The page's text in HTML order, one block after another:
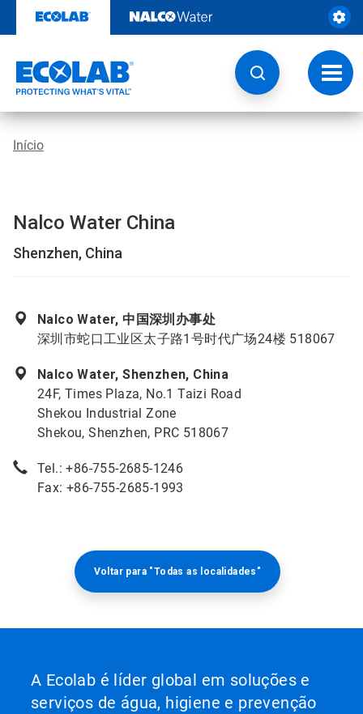
o
Início
Nalco Water China
Shenzhen, China
Nalco Water, 中国深圳办事处
深圳市蛇口工业区太子路1号时代广场24楼 518067
Nalco Water, Shenzhen, China
24F, Times Plaza, No.1 Taizi Road
Shekou Industrial Zone
Shekou, Shenzhen, PRC 518067
Tel.: +86-755-2685-1246
Fax: +86-755-2685-1993
Voltar para "Todas as localidades"
A Ecolab é líder global em soluções e
serviços de água, higiene e prevenção